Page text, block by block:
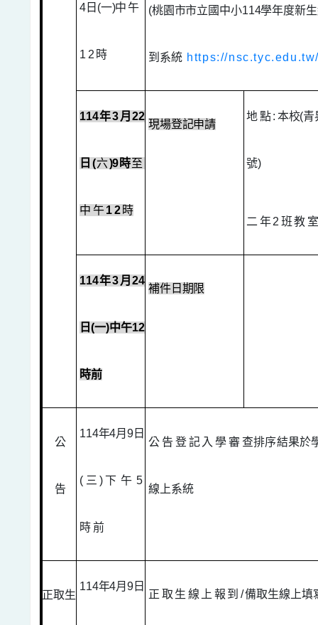
4日 (一)中午
12 時
(桃園市市立國中小114學年度新
到系統 https://
114年3月22
日 (六)9時至
中午12 時
現場登記申請
地點: 本校(青
號)
二年2 班教
114年3月24
日(一)中午12
時前
補件日期限
公
告
114年4月9 日
(三)下午5
時前
公告登記入學審 查排序結果於
線上系統
正取生
114年4月9 日
正取生線上報到 /備取生線上填